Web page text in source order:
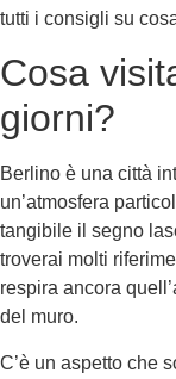
tutti i consigli su
Cosa
giorni?
Berlino è una città
un’atmosfera
tangibile il segno
troverai molti
respira ancora
del muro.
C’è un aspetto che